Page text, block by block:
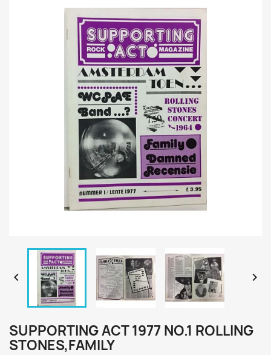
 
SUPPORTING ACT 1977 NO.1 ROLLING
STONES,FAMILY